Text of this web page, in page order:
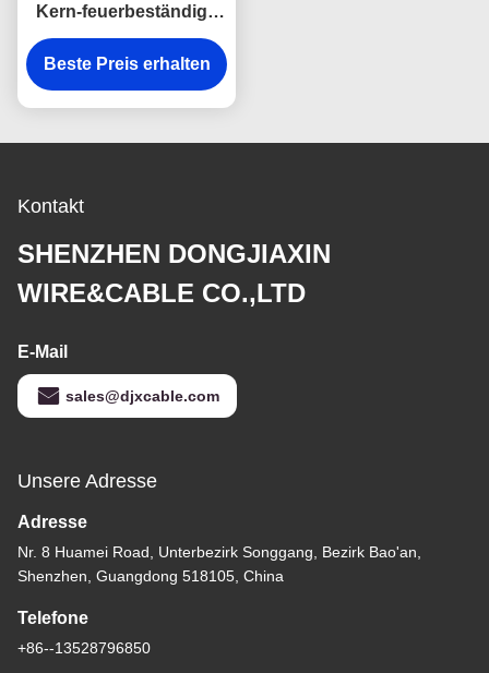
Kern-feuerbeständige
Kabel-
Mineralisolieruntertagegebrauchs-
LZSH
Beste Preis erhalten
Kontakt
SHENZHEN DONGJIAXIN
WIRE&CABLE CO.,LTD
E-Mail
sales@djxcable.com
Unsere Adresse
Adresse
Nr. 8 Huamei Road, Unterbezirk Songgang, Bezirk Bao'an,
Shenzhen, Guangdong 518105, China
Telefone
+86--13528796850